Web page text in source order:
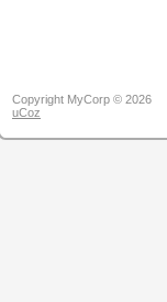
Copyright MyCorp © 2026
uCoz